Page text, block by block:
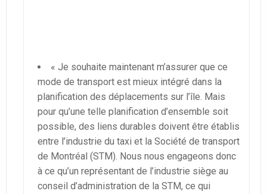
« Je souhaite maintenant m’assurer que ce
mode de transport est mieux intégré dans la
planification des déplacements sur l’île. Mais
pour qu’une telle planification d’ensemble soit
possible, des liens durables doivent être établis
entre l’industrie du taxi et la Société de transport
de Montréal (STM). Nous nous engageons donc
à ce qu’un représentant de l’industrie siège au
conseil d’administration de la STM, ce qui